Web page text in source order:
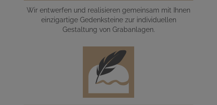
Wir entwerfen und realisieren gemeinsam mit Ihnen
einzigartige Gedenksteine zur individuellen
Gestaltung von Grabanlagen.